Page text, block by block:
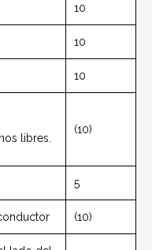
10
10
10
libres.
(10)
5
(10)